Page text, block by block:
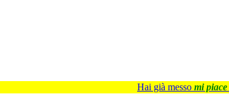
Hai già messo mi piace